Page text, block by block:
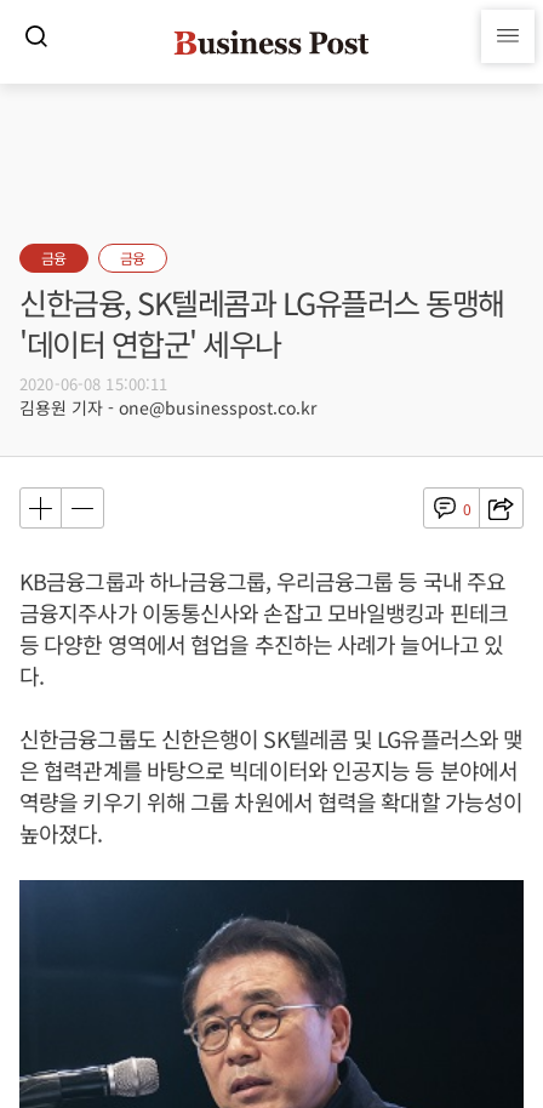
금융 금융
신한금융, SK텔레콤과 LG유플러스 동맹해
'데이터 연합군' 세우나
2020-06-08 15:00:11
김용원 기자 - one@businesspost.co.kr
0
KB금융그룹과 하나금융그룹, 우리금융그룹 등 국내 주요
금융지주사가 이동통신사와 손잡고 모바일뱅킹과 핀테크
등 다양한 영역에서 협업을 추진하는 사례가 늘어나고 있
다.
신한금융그룹도 신한은행이 SK텔레콤 및 LG유플러스와 맺
은 협력관계를 바탕으로 빅데이터와 인공지능 등 분야에서
역량을 키우기 위해 그룹 차원에서 협력을 확대할 가능성이
높아졌다.